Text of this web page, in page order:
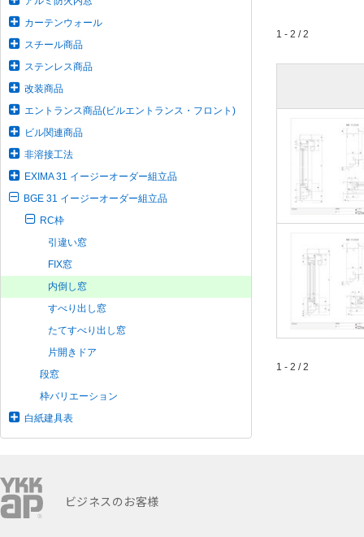
カーテンウォール
スチール商品
ステンレス商品
改装商品
エントランス商品(ビルエントランス・フロント)
ビル関連商品
非溶接工法
EXIMA 31 イージーオーダー組立品
BGE 31 イージーオーダー組立品
RC枠
引違い窓
FIX窓
内倒し窓
すべり出し窓
たてすべり出し窓
片開きドア
段窓
枠バリエーション
白紙建具表
1 - 2 / 2
1 - 2 / 2
ビジネスのお客様